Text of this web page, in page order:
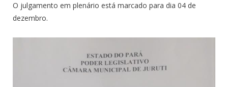
O julgamento em plenário está marcado para dia 04 de
dezembro.